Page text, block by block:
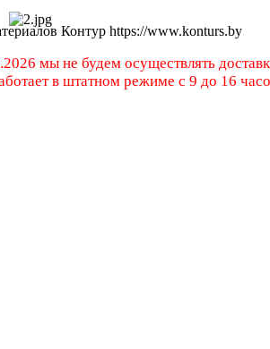
Контур https://www.konturs.by
мы не будем осуществлять
в штатном режиме с 9 до 16